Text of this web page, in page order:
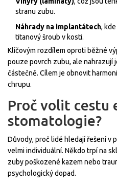
stranu zubu.
Náhrady na implantátech,
titanový šroub v kosti.
Klíčovým rozdílem oproti běžné
pouze povrch zubu, ale nahrazují
částečně. Cílem je obnovit
chrupu.
Proč volit cestu
stomatologie?
Důvody, proč lidé hledají řešení v
velmi individuální. Někdo trpí na
zuby poškozené kazem nebo
psychologický dopad.